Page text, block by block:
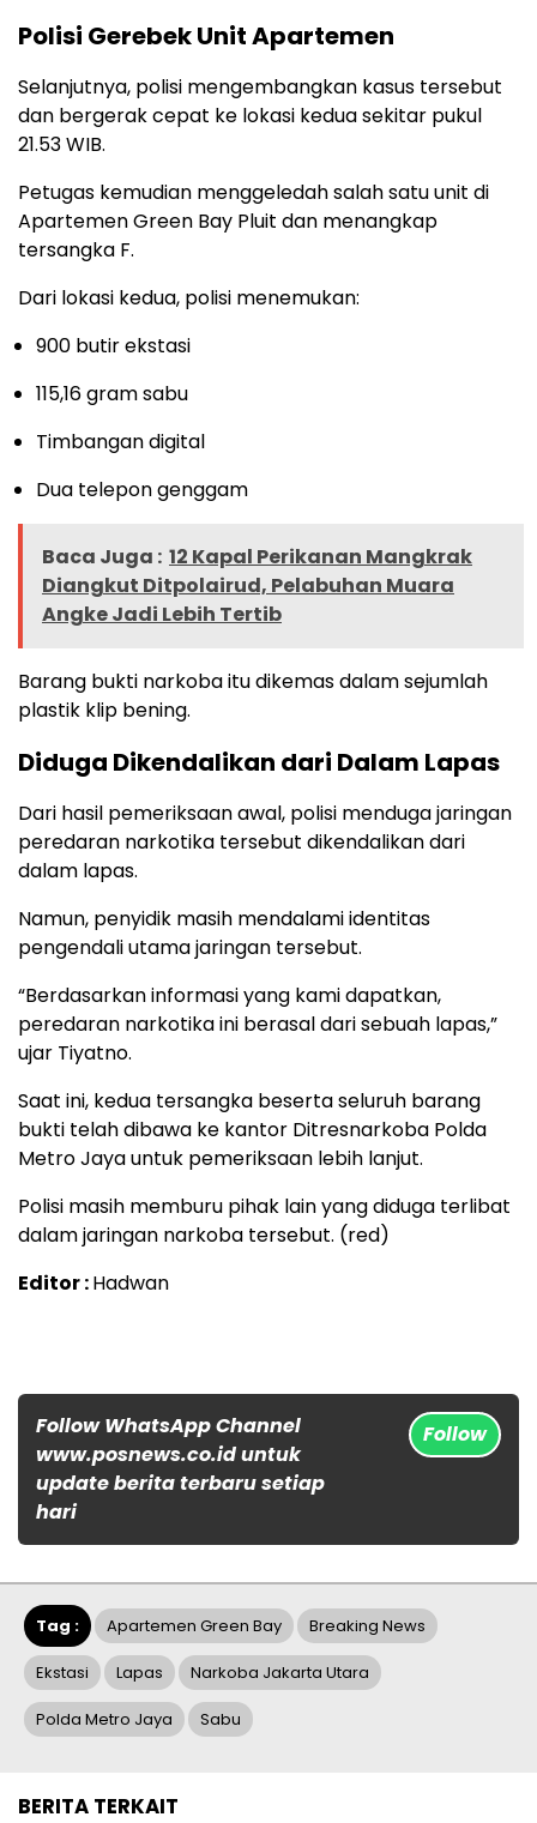
Polisi Gerebek Unit Apartemen
Selanjutnya, polisi mengembangkan kasus tersebut
dan bergerak cepat ke lokasi kedua sekitar pukul
21.53 WIB.
Petugas kemudian menggeledah salah satu unit di
Apartemen Green Bay Pluit dan menangkap
tersangka F.
Dari lokasi kedua, polisi menemukan:
900 butir ekstasi
115,16 gram sabu
Timbangan digital
Dua telepon genggam
Baca Juga : 12 Kapal Perikanan Mangkrak
Diangkut Ditpolairud, Pelabuhan Muara
Angke Jadi Lebih Tertib
Barang bukti narkoba itu dikemas dalam sejumlah
plastik klip bening.
Diduga Dikendalikan dari Dalam Lapas
Dari hasil pemeriksaan awal, polisi menduga jaringan
peredaran narkotika tersebut dikendalikan dari
dalam lapas.
Namun, penyidik masih mendalami identitas
pengendali utama jaringan tersebut.
“Berdasarkan informasi yang kami dapatkan,
peredaran narkotika ini berasal dari sebuah lapas,”
ujar Tiyatno.
Saat ini, kedua tersangka beserta seluruh barang
bukti telah dibawa ke kantor Ditresnarkoba Polda
Metro Jaya untuk pemeriksaan lebih lanjut.
Polisi masih memburu pihak lain yang diduga terlibat
dalam jaringan narkoba tersebut. (red)
Editor :Hadwan
Follow WhatsApp Channel
www.posnews.co.id untuk
update berita terbaru setiap
hari
Follow
Tag : Apartemen Green Bay Breaking News
Ekstasi Lapas Narkoba Jakarta Utara
Polda Metro Jaya Sabu
BERITA TERKAIT